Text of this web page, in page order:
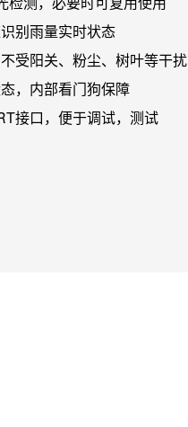
别雨量实时状态
受阳关、粉尘、树叶等干扰
，内部看门狗保障
接口，便于调试，测试